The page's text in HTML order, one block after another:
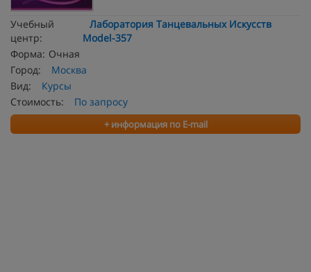
Учебный
центр:
Лаборатория Танцевальных Искусств
Model-357
Форма: Очная
Город:
Москва
Вид:
Курсы
Стоимость:
По запросу
+ информация по E-mail